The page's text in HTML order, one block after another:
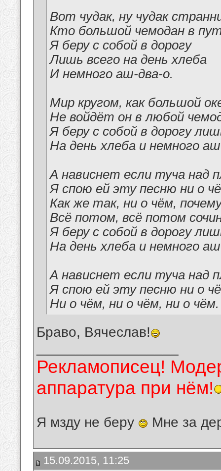
Вот чудак, ну чудак
Кто большой чемодан в
Я беру с собой в дорогу
Лишь всего на день хлеба
И немного аш-два-о.
Мир кругом, как большой
Не войдёт он в любой
Я беру с собой в дорогу
На день хлеба и немного
А нависнет если туча над
Я спою ей эту песню ни о
Как же так, ни о чём,
Всё потом, всё потом
Я беру с собой в дорогу
На день хлеба и немного
А нависнет если туча над
Я спою ей эту песню ни о
Ни о чём, ни о чём, ни о чём.
Браво, Вячеслав!
Рекламописец!
аппаратура при нём!
Я мзду не беру Мне за
15.09.2015, 11:25